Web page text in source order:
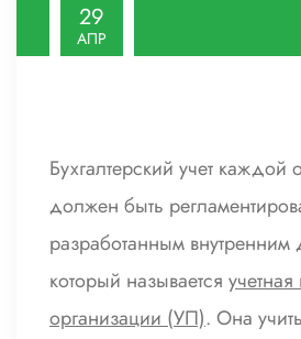
29
АПР
Бухгалтерский учет каждой
должен быть
разработанным внутренним
который называется
организации (УП). Она